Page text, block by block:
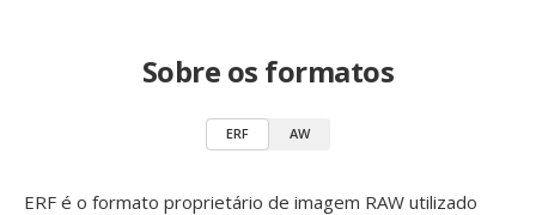
Sobre os formatos
ERF AW
ERF é o formato proprietário de imagem RAW utilizado